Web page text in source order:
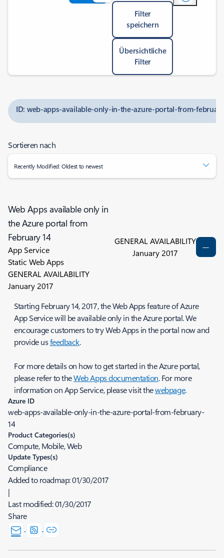
Filter
speichern
Übersichtliche
Filter
ID: web-apps-available-only-in-the-azure-portal-from-
Sortieren nach
Recently Modified: Oldest to newest
Web Apps available only in
the Azure portal from
February 14
App Service
Static Web Apps
GENERAL AVAILABILITY
January 2017
GENERAL AVAILABILITY
January 2017
Starting February 14, 2017, the Web Apps feature of Azure
App Service will be available only in the Azure portal. We
encourage customers to try Web Apps in the portal now and
provide usfeedback.
For more details on how to get started in the Azure portal,
please refer to theWeb Apps documentation. For more
information on App Service, please visit thewebpage.
Azure ID
web-apps-available-only-in-the-azure-portal-from-february-
14
Product Categories(s)
Compute, Mobile, Web
Update Types(s)
Compliance
Added to roadmap:01/30/2017
|
Last modified:01/30/2017
Share